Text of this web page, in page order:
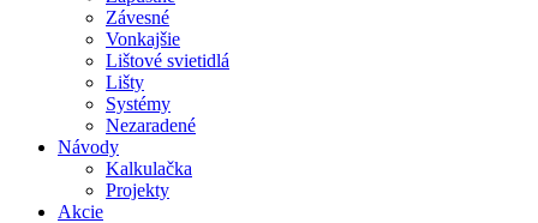
Závesné
Vonkajšie
Lištové svietidlá
Lišty
Systémy
Nezaradené
Návody
Kalkulačka
Projekty
Akcie